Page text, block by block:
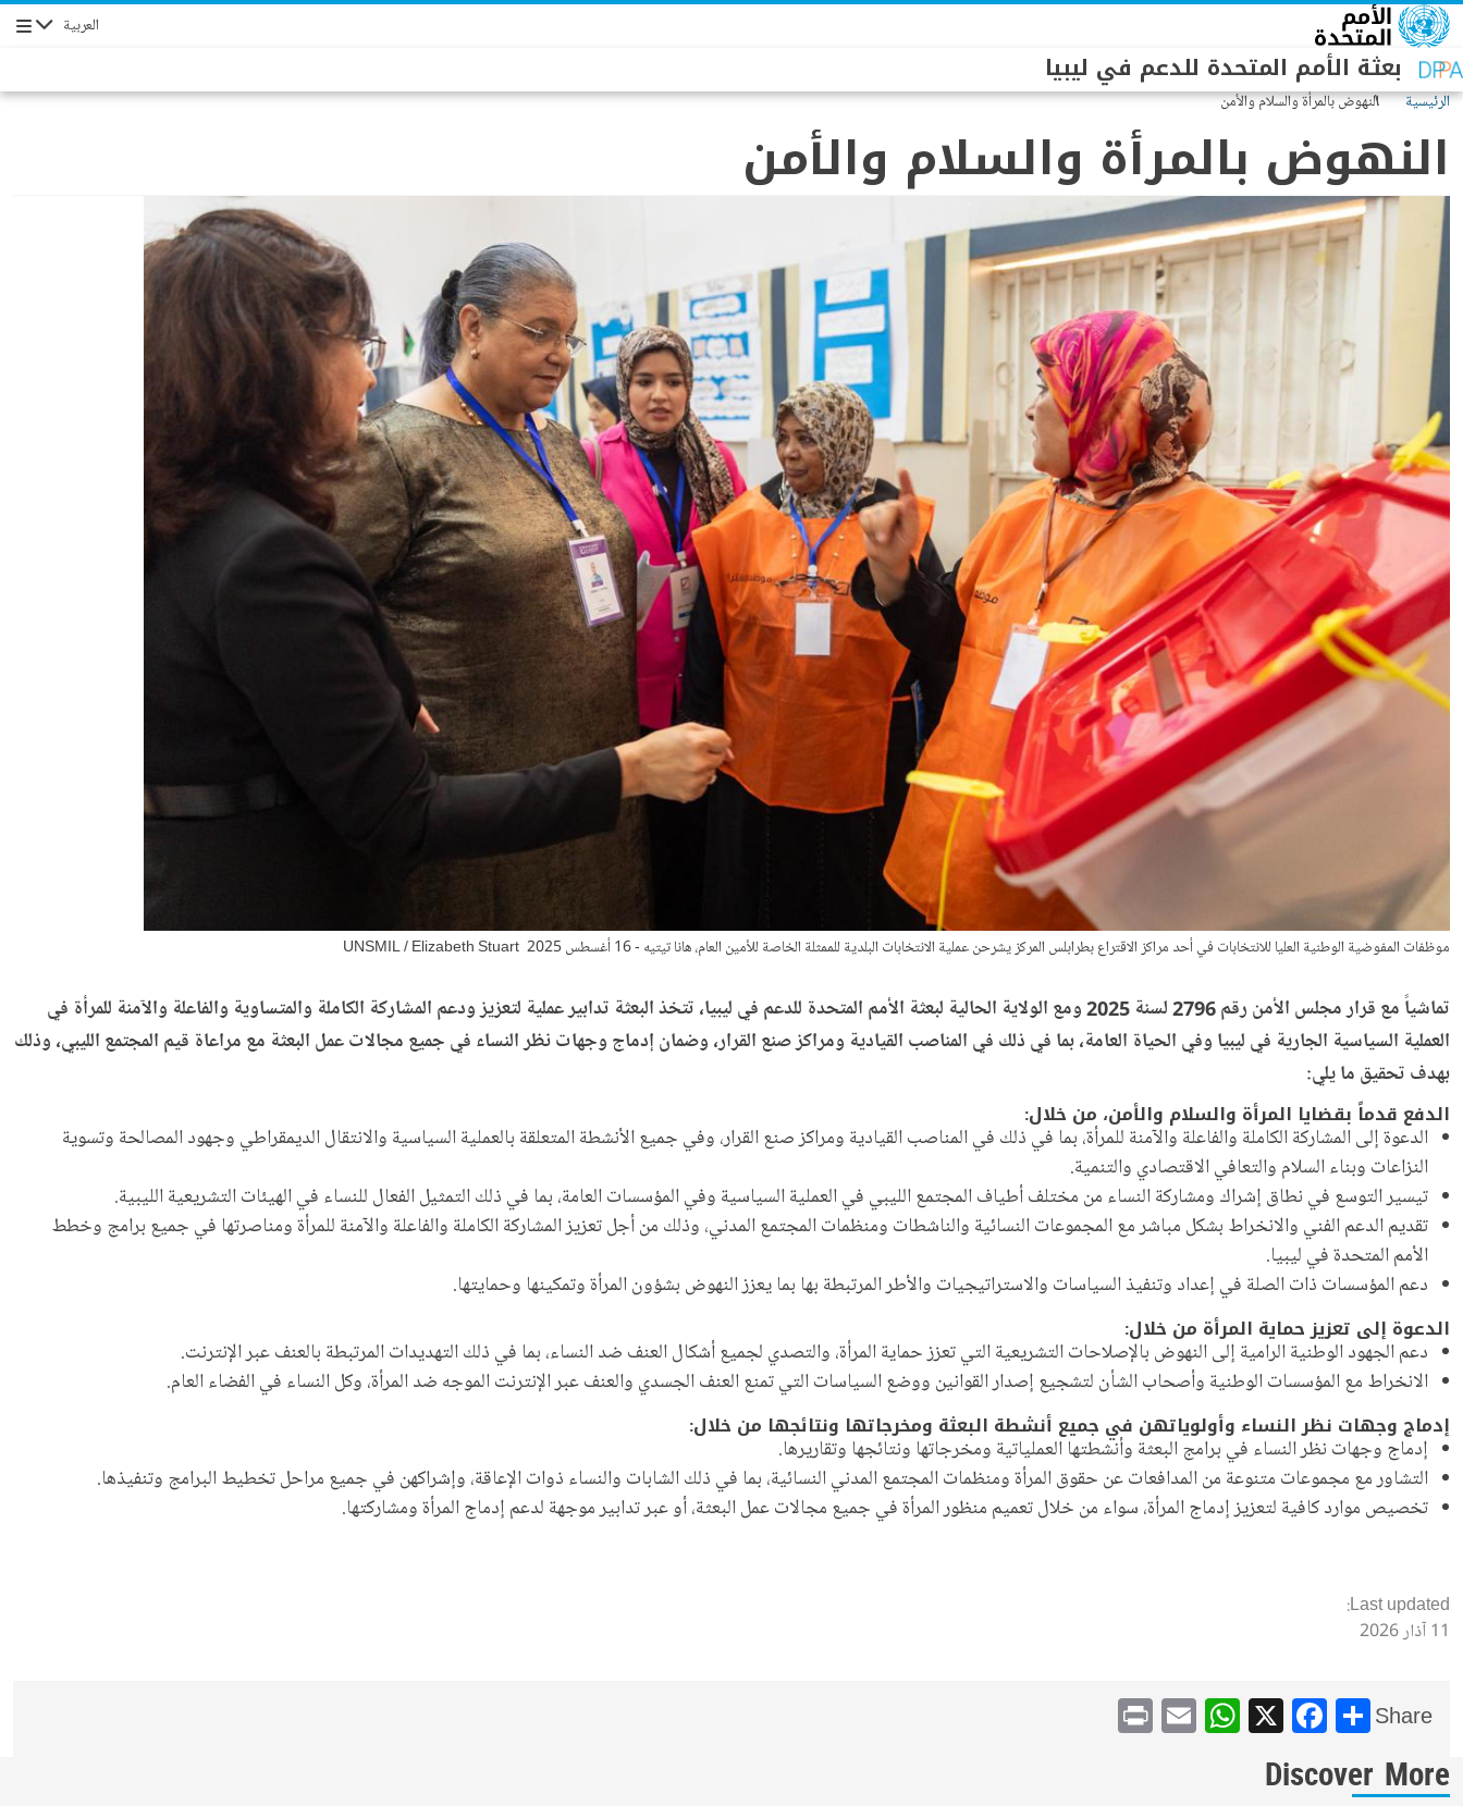
تجاوز إلى المحتوى الرئيسي العربية التنقل
بعثة الأمم المتحدة للدعم في ليبيا
الرئيسية النهوض بالمرأة والسلام والأمن
النهوض بالمرأة والسلام والأمن
موظفات المفوضية الوطنية العليا للانتخابات في أحد مراكز الاقتراع بطرابلس المركز يشرحن عملية الانتخابات البلدية للممثلة الخاصة للأمين العام، هانا تيتيه - 16 أغسطس 2025
تماشياً مع قرار مجلس الأمن رقم 2796 لسنة 2025 ومع الولاية الحالية لبعثة الأمم المتحدة للدعم في ليبيا، تتخذ البعثة تدابير عملية لتعزيز ودعم المشاركة الكاملة والمتساوية والفاعلة والآمنة للمرأة في
العملية السياسية الجارية في ليبيا وفي الحياة العامة، بما في ذلك في المناصب القيادية ومراكز صنع القرار، وضمان إدماج وجهات نظر النساء في جميع مجالات عمل البعثة مع مراعاة قيم المجتمع الليبي، وذلك
بهدف تحقيق ما يلي:
الدفع قدماً بقضايا المرأة والسلام والأمن، من خلال:
الدعوة إلى المشاركة الكاملة والفاعلة والآمنة للمرأة، بما في ذلك في المناصب القيادية ومراكز صنع القرار، وفي جميع الأنشطة المتعلقة بالعملية السياسية والانتقال الديمقراطي وجهود المصالحة وتسوية
النزاعات وبناء السلام والتعافي الاقتصادي والتنمية.
تيسير التوسع في نطاق إشراك ومشاركة النساء من مختلف أطياف المجتمع الليبي في العملية السياسية وفي المؤسسات العامة، بما في ذلك التمثيل الفعال للنساء في الهيئات التشريعية الليبية.
تقديم الدعم الفني والانخراط بشكل مباشر مع المجموعات النسائية والناشطات ومنظمات المجتمع المدني، وذلك من أجل تعزيز المشاركة الكاملة والفاعلة والآمنة للمرأة ومناصرتها في جميع برامج وخطط
الأمم المتحدة في ليبيا.
دعم المؤسسات ذات الصلة في إعداد وتنفيذ السياسات والاستراتيجيات والأطر المرتبطة بها بما يعزز النهوض بشؤون المرأة وتمكينها وحمايتها.
الدعوة إلى تعزيز حماية المرأة من خلال:
دعم الجهود الوطنية الرامية إلى النهوض بالإصلاحات التشريعية التي تعزز حماية المرأة، والتصدي لجميع أشكال العنف ضد النساء، بما في ذلك التهديدات المرتبطة بالعنف عبر الإنترنت.
الانخراط مع المؤسسات الوطنية وأصحاب الشأن لتشجيع إصدار القوانين ووضع السياسات التي تمنع العنف الجسدي والعنف عبر الإنترنت الموجه ضد المرأة، وكل النساء في الفضاء العام.
إدماج وجهات نظر النساء وأولوياتهن في جميع أنشطة البعثة ومخرجاتها ونتائجها من خلال:
إدماج وجهات نظر النساء في برامج البعثة وأنشطتها العملياتية ومخرجاتها ونتائجها وتقاريرها.
التشاور مع مجموعات متنوعة من المدافعات عن حقوق المرأة ومنظمات المجتمع المدني النسائية، بما في ذلك الشابات والنساء ذوات الإعاقة، وإشراكهن في جميع مراحل تخطيط البرامج وتنفيذها.
تخصيص موارد كافية لتعزيز إدماج المرأة، سواء من خلال تعميم منظور المرأة في جميع مجالات عمل البعثة، أو عبر تدابير موجهة لدعم إدماج المرأة ومشاركتها.
Last updated:
11 آذار 2026
Share
Share
Facebook
X
WhatsApp
Email
Print
Discover More